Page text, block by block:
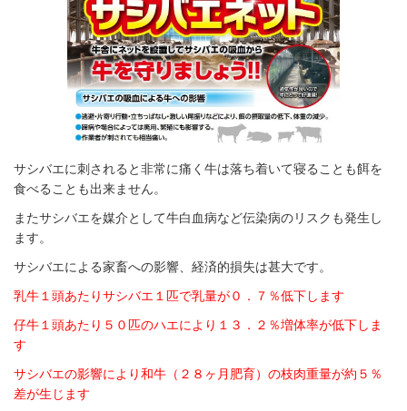
サシバエに刺されると非常に痛く牛は落ち着いて寝ることも餌を
食べることも出来ません。
またサシバエを媒介として牛白血病など伝染病のリスクも発生し
ます。
サシバエによる家畜への影響、経済的損失は甚大です。
乳牛１頭あたりサシバエ１匹で乳量が０．７％低下します
仔牛１頭あたり５０匹のハエにより１３．２％増体率が低下しま
す
サシバエの影響により和牛（２８ヶ月肥育）の枝肉重量が約５％
差が生じます